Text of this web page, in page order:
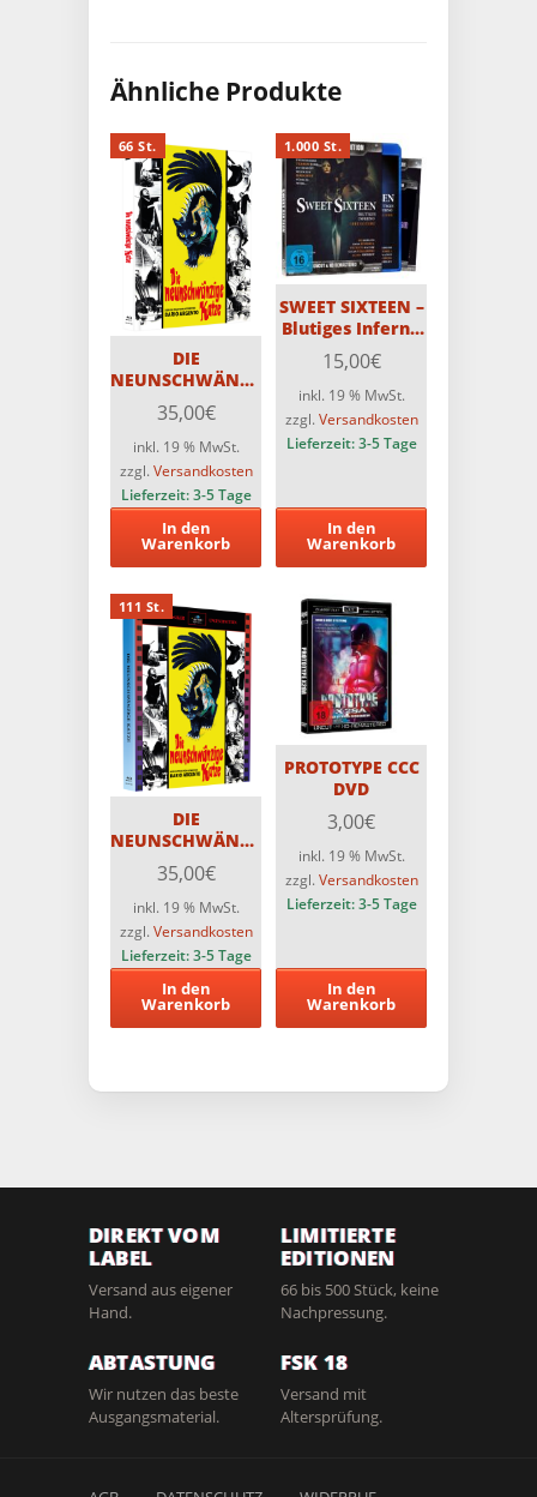
Ähnliche Produkte
66 St.
DIE
NEUNSCHWÄNZIGE
KATZE – 3-Disc
Original ASTRO
Medienbuch-
Cover H –
Limitiert auf 66
Stück – 4K auf
Blu-ray
35,00€
inkl. 19 % MwSt.
zzgl. Versandkosten
Lieferzeit:3-5 Tage
In den
Warenkorb
1.000 St.
SWEET SIXTEEN –
Blutiges Inferno
3-Disc PCE-
Edition (Blu-ray +
2 x DVD)
Limitiert auf
1000 Stück
15,00€
inkl. 19 % MwSt.
zzgl. Versandkosten
Lieferzeit:3-5 Tage
In den
Warenkorb
111 St.
DIE
NEUNSCHWÄNZIGE
KATZE – 3-Disc
Original ASTRO
Medienbuch-
Cover A –
Limitiert auf 111
Stück – 4K auf
Blu-ray
35,00€
inkl. 19 % MwSt.
zzgl. Versandkosten
Lieferzeit:3-5 Tage
In den
Warenkorb
PROTOTYPE CCC
DVD
3,00€
inkl. 19 % MwSt.
zzgl. Versandkosten
Lieferzeit:3-5 Tage
In den
Warenkorb
DIREKT VOM
LABEL
Versand aus eigener
Hand.
LIMITIERTE
EDITIONEN
66 bis 500 Stück, keine
Nachpressung.
ABTASTUNG
Wir nutzen das beste
Ausgangsmaterial.
FSK 18
Versand mit
Altersprüfung.